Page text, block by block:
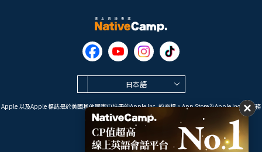
日本語
Apple 以及Apple 標誌是於美國其他國家中註冊的Apple Inc. 的商標。App Store為Apple Inc. 的服務
標誌。
Google Play是 Google LLC 的商標。
Copyright © 2026 線上英語會話